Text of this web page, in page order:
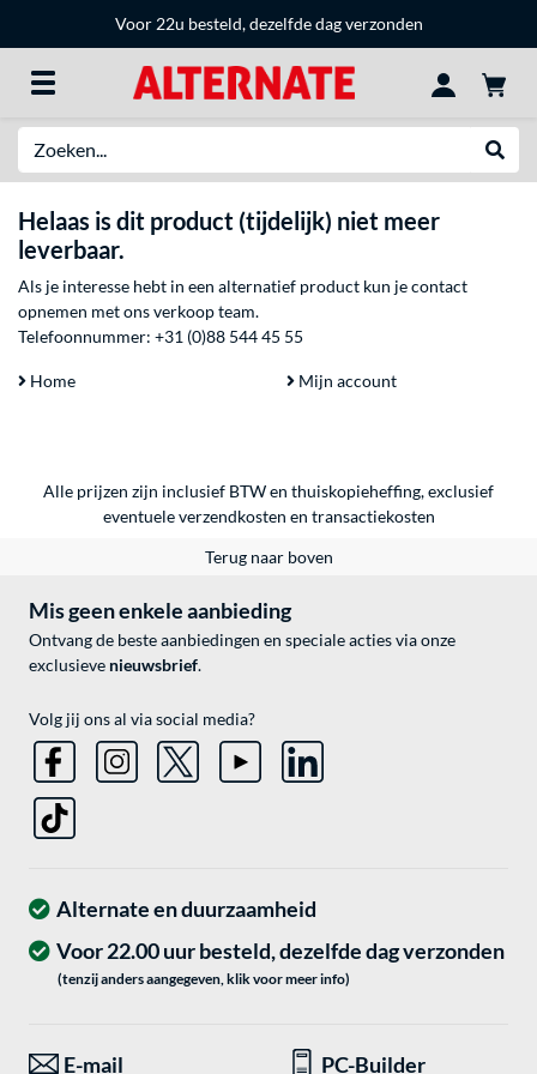
Voor 22u besteld, dezelfde dag verzonden
Helaas is dit product (tijdelijk) niet meer
leverbaar.
Als je interesse hebt in een alternatief product kun je contact
opnemen met ons verkoop team.
Telefoonnummer: +31 (0)88 544 45 55
Home Mijn account
Alle prijzen zijn inclusief BTW en thuiskopieheffing, exclusief
eventueleverzendkosten en transactiekosten
Terug naar boven
Mis geen enkele aanbieding
Ontvang de beste aanbiedingen en speciale acties via onze
exclusieve nieuwsbrief.
Volg jij ons al via social media?
Alternate en duurzaamheid
Voor 22.00 uur besteld, dezelfde dag verzonden
(tenzij anders aangegeven, klik voor meer info)
E-mail PC-Builder